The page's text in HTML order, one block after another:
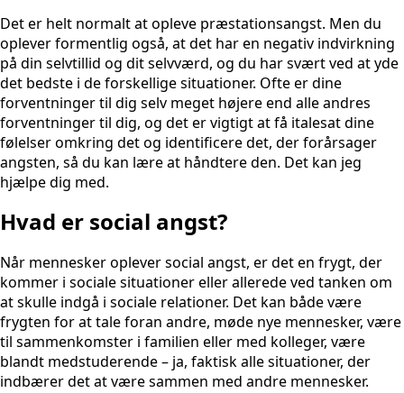
Det er helt normalt at opleve præstationsangst. Men du
oplever formentlig også, at det har en negativ indvirkning
på din selvtillid og dit selvværd, og du har svært ved at yde
det bedste i de forskellige situationer. Ofte er dine
forventninger til dig selv meget højere end alle andres
forventninger til dig, og det er vigtigt at få italesat dine
følelser omkring det og identificere det, der forårsager
angsten, så du kan lære at håndtere den. Det kan jeg
hjælpe dig med.
Hvad er social angst?
Når mennesker oplever social angst, er det en frygt, der
kommer i sociale situationer eller allerede ved tanken om
at skulle indgå i sociale relationer. Det kan både være
frygten for at tale foran andre, møde nye mennesker, være
til sammenkomster i familien eller med kolleger, være
blandt medstuderende – ja, faktisk alle situationer, der
indbærer det at være sammen med andre mennesker.